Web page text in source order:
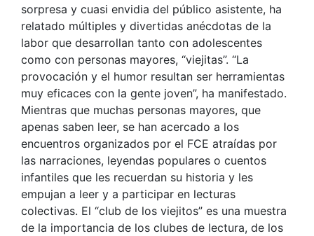
sorpresa y cuasi envidia del público asistente, ha
relatado múltiples y divertidas anécdotas de la
labor que desarrollan tanto con adolescentes
como con personas mayores, “viejitas”. “La
provocación y el humor resultan ser herramientas
muy eficaces con la gente joven”, ha manifestado.
Mientras que muchas personas mayores, que
apenas saben leer, se han acercado a los
encuentros organizados por el FCE atraídas por
las narraciones, leyendas populares o cuentos
infantiles que les recuerdan su historia y les
empujan a leer y a participar en lecturas
colectivas. El “club de los viejitos” es una muestra
de la importancia de los clubes de lectura, de los